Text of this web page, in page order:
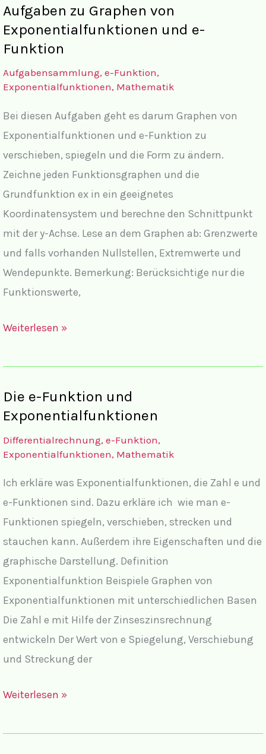
Graphen
von
und
Funktion
mit
komplettem
Lösungsweg
Aufgaben zu Graphen von
Exponentialfunktionen und e-
Funktion
Aufgabensammlung, e-Funktion,
Exponentialfunktionen, Mathematik
Bei diesen Aufgaben geht es darum Graphen von
Exponentialfunktionen und e-Funktion zu
verschieben, spiegeln und die Form zu ändern.
Zeichne jeden Funktionsgraphen und die
Grundfunktion ex in ein geeignetes
Koordinatensystem und berechne den Schnittpunkt
mit der y-Achse. Lese an dem Graphen ab: Grenzwerte
und falls vorhanden Nullstellen, Extremwerte und
Wendepunkte. Bemerkung: Berücksichtige nur die
Funktionswerte,
Aufgaben
Graphen
Exponentialfunktionen
und
e-
Funktion
Weiterlesen »
Die e-Funktion und
Exponentialfunktionen
Differentialrechnung, e-Funktion,
Exponentialfunktionen, Mathematik
Ich erkläre was Exponentialfunktionen, die Zahl e und
e-Funktionen sind. Dazu erkläre ich wie man e-
Funktionen spiegeln, verschieben, strecken und
stauchen kann. Außerdem ihre Eigenschaften und die
graphische Darstellung. Definition
Exponentialfunktion Beispiele Graphen von
Exponentialfunktionen mit unterschiedlichen Basen
Die Zahl e mit Hilfe der Zinseszinsrechnung
entwickeln Der Wert von e Spiegelung, Verschiebung
und Streckung der
Die
Funktion
Weiterlesen »